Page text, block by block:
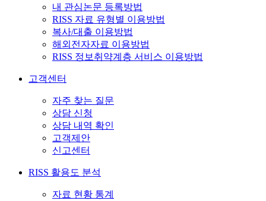
내 관심논문 등록방법
RISS 자료 유형별 이용방법
복사/대출 이용방법
해외전자자료 이용방법
RISS 정보취약계층 서비스 이용방법
고객센터
자주 찾는 질문
상담 신청
상담 내역 확인
고객제안
신고센터
RISS 활용도 분석
자료 현황 통계